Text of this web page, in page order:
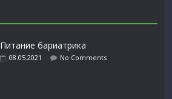
Питание бариатрика
08.05.2021 No Comments